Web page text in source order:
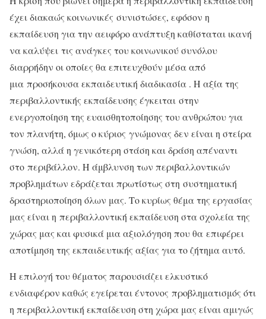
έχει διακαώς κοινωνικές συνιστώσες, εφόσον η
εκπαίδευση για την αειφόρο ανάπτυξη καθίσταται ικανή
να καλύψει τις ανάγκες του κοινωνικού συνόλου
διαρρήδην οι οποίες θα επιτευχθούν μέσα από
μια προσήκουσα εκπαιδευτική διαδικασία . Η αξία της
περιβαλλοντικής εκπαίδευσης έγκειται στην
ενεργοποίηση της ευαισθητοποίησης του ανθρώπου για
τον πλανήτη, όμως ο κύριος γνώμονας δεν είναι η στείρα
γνώση, αλλά η γενικότερη στάση και δράση απέναντι
στο περιβάλλον. Η άμβλυνση των περιβαλλοντικών
προβλημάτων εδράζεται πρωτίστως στη συστηματική
δραστηριοποίηση όλων μας. Το κυρίως θέμα της εργασίας
μας είναι η περιβαλλοντική εκπαίδευση στα σχολεία της
χώρας μας και φυσικά μια αξιολόγηση που θα επιφέρει
αποτίμηση της εκπαιδευτικής αξίας για το ζήτημα αυτό.
Η επιλογή του θέματος παρουσιάζει ελκυστικό
ενδιαφέρον καθώς εγείρεται έντονος προβληματισμός ότι
η περιβαλλοντική εκπαίδευση στη χώρα μας είναι αμιγώς